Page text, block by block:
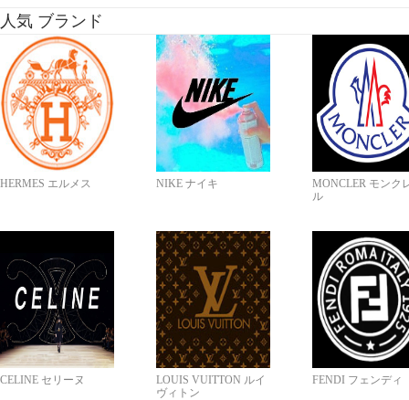
人気 ブランド
HERMES エルメス NIKE ナイキ
MONCLER モンク
ル
CELINE セリーヌ
LOUIS VUITTON ルイ
ヴィトン
FENDI フェンディ